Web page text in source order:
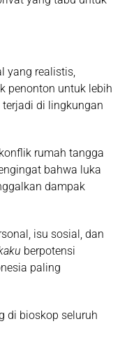
yang realistis,
penonton untuk lebih
di lingkungan
rumah tangga
bahwa luka
dampak
isu sosial, dan
berpotensi
paling
di bioskop seluruh